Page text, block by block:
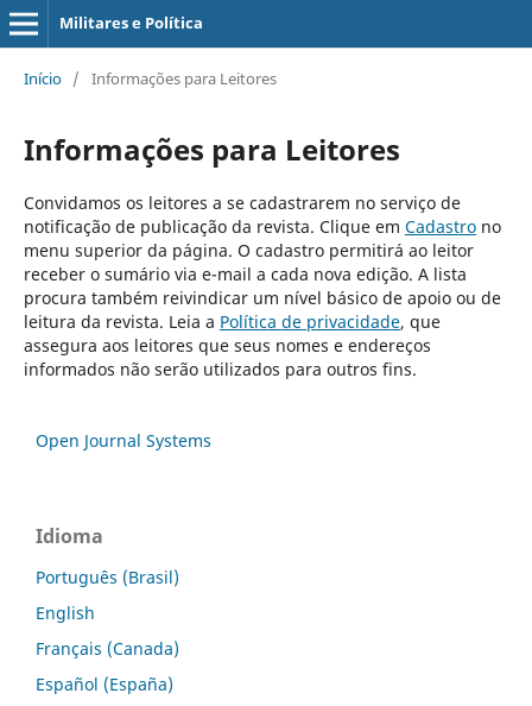
Militares e Política
Início / Informações para Leitores
Informações para Leitores
Convidamos os leitores a se cadastrarem no serviço de
notificação de publicação da revista. Clique em Cadastrono
menu superior da página. O cadastro permitirá ao leitor
receber o sumário via e-mail a cada nova edição. A lista
procura também reivindicar um nível básico de apoio ou de
leitura da revista. Leia a Política de privacidade, que
assegura aos leitores que seus nomes e endereços
informados não serão utilizados para outros fins.
Open Journal Systems
Idioma
Português (Brasil)
English
Français (Canada)
Español (España)